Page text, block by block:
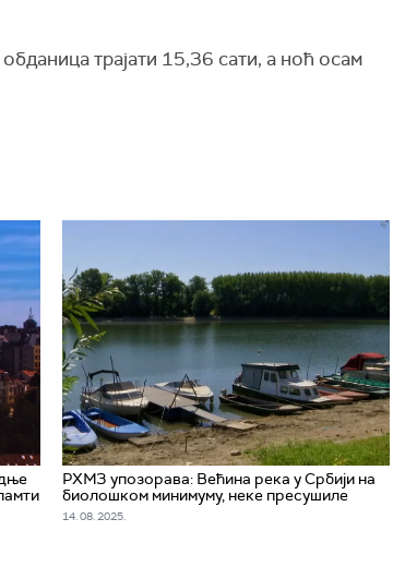
трајати 15,36 сати, а ноћ осам
РХМЗ упозорава: Већина река у Србији на
биолошком минимуму, неке пресушиле
14. 08. 2025.